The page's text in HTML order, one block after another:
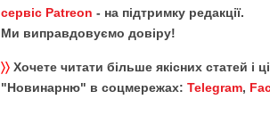
сервіс Patreon - на підтримку редакції.
Ми виправдовуємо довіру!
〉〉 Хочете читати більше якісних статей і
"Новинарню" в соцмережах: Telegram,